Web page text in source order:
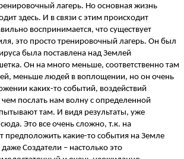
лагерь. Но основная жизнь
здесь. И в связи с этим происходит
воспринимается, что существует
это просто тренировочный лагерь. Он был
была поставлена над Землей
Он на много меньше, соответственно там
меньше людей в воплощении, но он очень
каких-то событий, воздействий
послать нам волну с определенной
там. И видя результаты, уже
Это все очень сложно, т.к. на
предположить какие-то события на Земле
Создатели – настолько это